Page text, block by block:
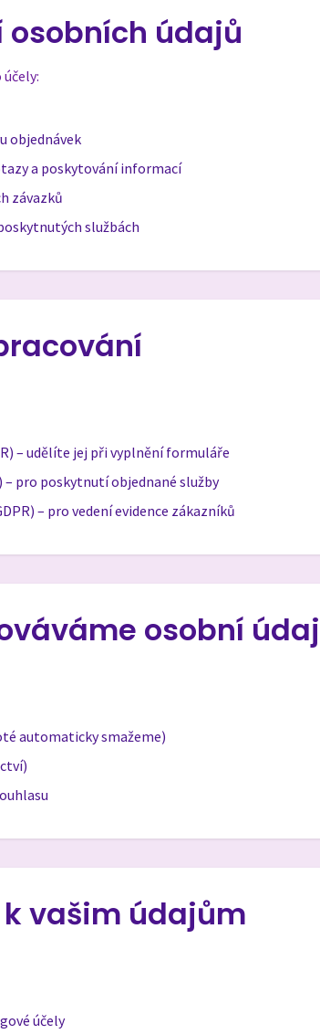
osobních údajů
objednávek
a poskytování informací
závazků
službách
– udělíte jej při vyplnění formuláře
– pro poskytnutí objednané služby
– pro vedení evidence zákazníků
osobní
automaticky smažeme)
vašim údajům
účely